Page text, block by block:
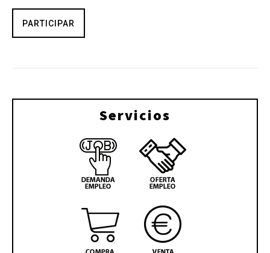
PARTICIPAR
Servicios